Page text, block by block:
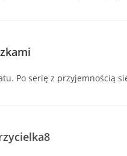
Po serię z przyjemnością